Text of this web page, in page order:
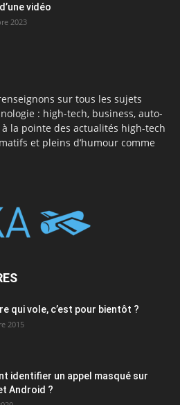
vidéo
2023
sur tous les sujets
: high-tech, business, auto-
la pointe des actualités high-tech
et pleins d’humour comme
qui vole, c’est pour bientôt ?
2015
identifier un appel masqué sur
Android ?